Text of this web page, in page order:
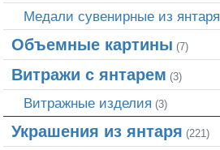
Медали сувенирные из янтаря
Объемные картины (7)
Витражи с янтарем (3)
Витражные изделия (3)
Украшения из янтаря (221)